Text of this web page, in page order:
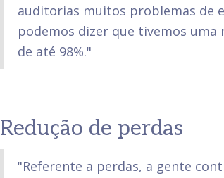
auditorias muitos problemas de
podemos dizer que tivemos uma
de até 98%."
Redução de perdas
"Referente a perdas, a gente